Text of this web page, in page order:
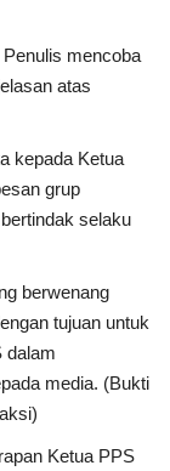
mencoba
atas
kepada Ketua
grup
selaku
berwenang
tujuan untuk
dalam
media. (Bukti
Ketua PPS